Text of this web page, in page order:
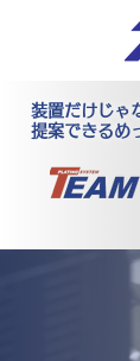
装置だけじゃ
提案できるめ